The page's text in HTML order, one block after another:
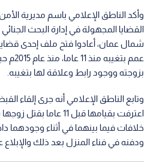
وأكد الناطق الإعلامي باسم مديرية
القضايا المجهولة في إدارة البحث
شمال عمان، أعادوا فتح ملف إحدى
عمم
بزوجته ووجود رابط وعلاقة لها بتغيبه.
وتابع الناطق الإعلامي أنه جرى إلقاء
اعترفت بقيامها قبل 11
خلافات فيما بينهما في أثناء وجودهما
ودفنه في فناء المنزل بعد ذلك